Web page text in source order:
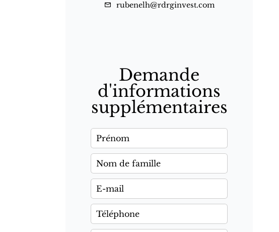
rubenelh@rdrginvest.com
Demande
d'informations
supplémentaires